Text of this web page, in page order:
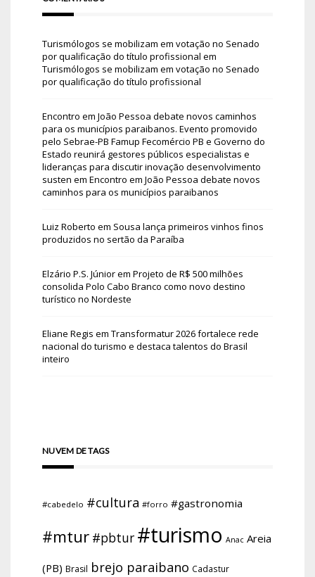
Turismólogos se mobilizam em votação no Senado
por qualificação do título profissional em
Turismólogos se mobilizam em votação no Senado
por qualificação do título profissional
Encontro em João Pessoa debate novos caminhos
para os municípios paraibanos. Evento promovido
pelo Sebrae-PB Famup Fecomércio PB e Governo do
Estado reunirá gestores públicos especialistas e
lideranças para discutir inovação desenvolvimento
susten em Encontro em João Pessoa debate novos
caminhos para os municípios paraibanos
Luiz Roberto em Sousa lança primeiros vinhos finos
produzidos no sertão da Paraíba
Elzário P.S. Júniorem Projeto de R$ 500 milhões
consolida Polo Cabo Branco como novo destino
turístico no Nordeste
Eliane Regis em Transformatur 2026 fortalece rede
nacional do turismo e destaca talentos do Brasil
inteiro
NUVEM DE TAGS
#cabedelo #cultura #forro #gastronomia
#mtur #pbtur #turismo Anac Areia
(PB) Brasil brejo paraibano Cadastur